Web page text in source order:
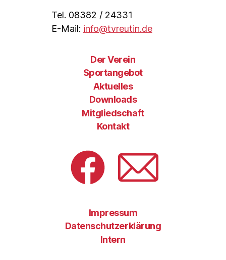
Tel. 08382 / 24331
E-Mail: info@tvreutin.de
Der Verein
Sportangebot
Aktuelles
Downloads
Mitgliedschaft
Kontakt
Facebook
E-
Impressum
Datenschutzerklärung
Intern